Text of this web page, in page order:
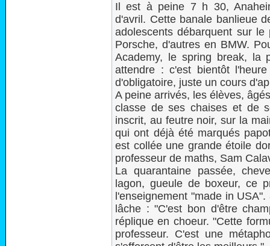
Il est à peine 7 h 30,
d'avril. Cette banale banlieue
adolescents débarquent sur
Porsche, d'autres en BMW.
Academy, le spring break, la
attendre : c'est bientôt
d'obligatoire, juste un cours
A peine arrivés, les élèves,
classe de ses chaises et de
inscrit, au feutre noir, sur la
qui ont déjà été marqués
est collée une grande étoile
professeur de maths, Sam
La quarantaine passée,
lagon, gueule de boxeur, ce
l'enseignement "made in
lâche : "C'est bon d'être
réplique en choeur. "Cette
professeur. C'est une